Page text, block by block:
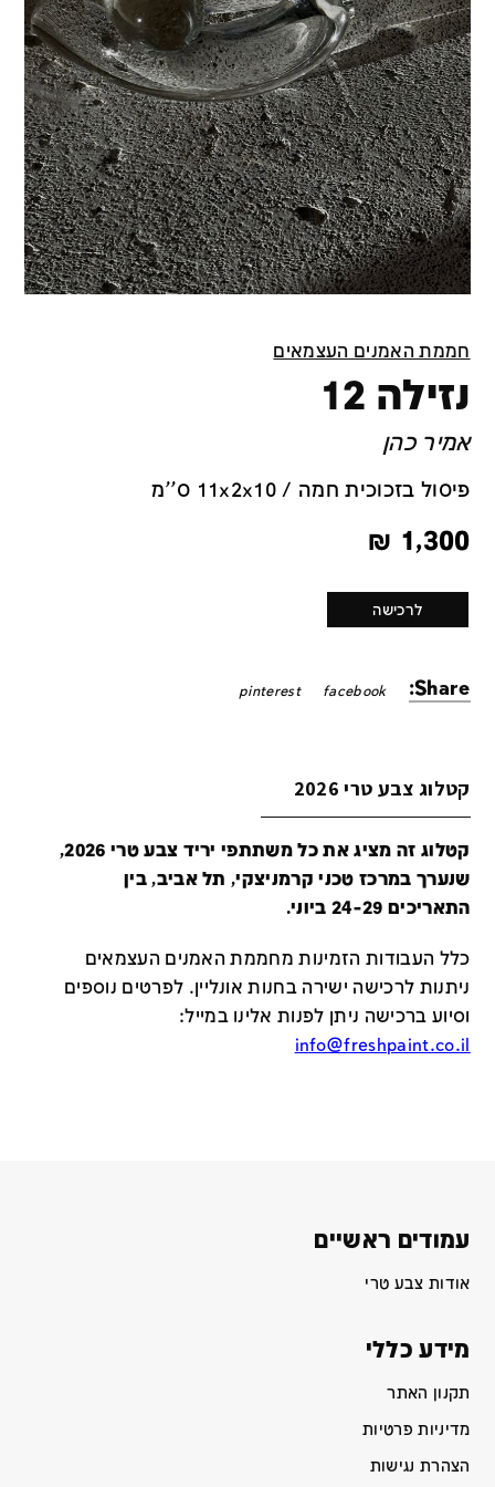
חממת האמנים העצמאים
נזילה 12
אמיר כהן
פיסול בזכוכית חמה / 11x2x10 ס''מ
1,300
₪
לרכישה
Share:
facebook
pinterest
קטלוג צבע טרי 2026
קטלוג זה מציג את כל משתתפי יריד צבע טרי 2026,
שנערך במרכז טכני קרמניצקי, תל אביב, בין
התאריכים 24-29 ביוני.
כלל העבודות הזמינות מחממת האמנים העצמאים
ניתנות לרכישה ישירה בחנות אונליין. לפרטים נוספים
וסיוע ברכישה ניתן לפנות אלינו במייל:
info@freshpaint.co.il
עמודים ראשיים
אודות צבע טרי
מידע כללי
תקנון האתר
מדיניות פרטיות
הצהרת נגישות